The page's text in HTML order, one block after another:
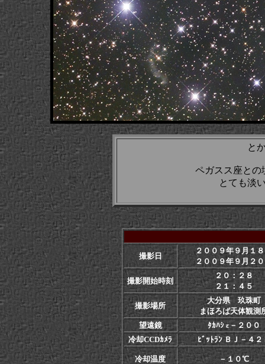
と
ペガスス座との
とても淡
撮影日
２００９年９月１
２００９年９月２
撮影開始時刻
２０：２８
２１：４５
撮影場所
大分県 玖珠町
まほろば天体観測
望遠鏡
ﾀｶﾊｼ ε－２００
冷却CCDｶﾒﾗ
ﾋﾞｯﾄﾗﾝ ＢＪ－４２
冷却温度 －１０℃